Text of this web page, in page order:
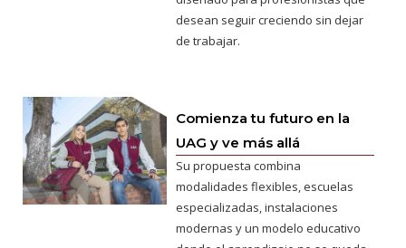
desean seguir creciendo sin dejar
de trabajar.
Comienza tu futuro en la
UAG y ve más allá
Su propuesta combina
modalidades flexibles, escuelas
especializadas, instalaciones
modernas y un modelo educativo